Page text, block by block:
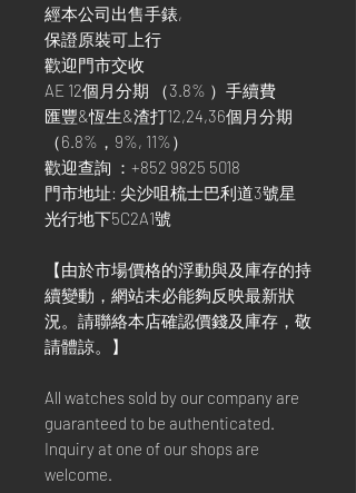
經本公司出售手錶,
保證原裝可上行
歡迎門市交收
AE 12個月分期 （3.8% ）手續費
匯豐&恆生&渣打12,24,36個月分期
（6.8%，9%, 11%）
歡迎查詢 ：+852 9825 5018
門市地址: 尖沙咀梳士巴利道3號星
光行地下5C2A1號
【由於市場價格的浮動與及庫存的持
續變動，網站未必能夠反映最新狀
況。請聯絡本店確認價錢及庫存，敬
請體諒。】
All watches sold by our company are
guaranteed to be authenticated.
Inquiry at one of our shops are
welcome.